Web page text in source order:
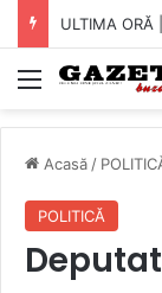
Mediu
Acasă /
POLITICĂ